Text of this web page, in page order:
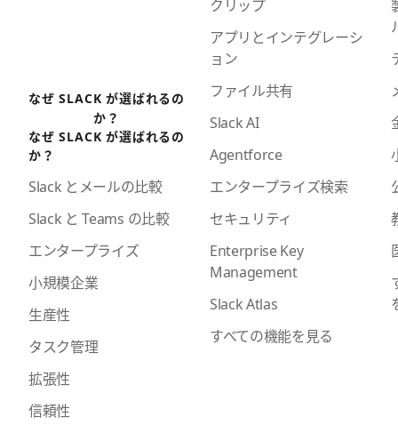
なぜ SLACK が選ばれるの
か？
なぜ SLACK が選ばれるの
か？
Slack とメールの比較
Slack と Teams の比較
エンタープライズ
小規模企業
生産性
タスク管理
拡張性
信頼性
クリップ
アプリとインテグレーシ
ョン
ファイル共有
Slack AI
Agentforce
エンタープライズ検索
セキュリティ
Enterprise Key
Management
Slack Atlas
すべての機能を見る